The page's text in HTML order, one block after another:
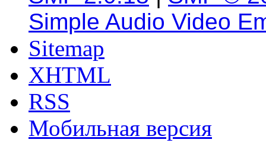
Simple Audio Video
Sitemap
XHTML
RSS
Мобильная версия